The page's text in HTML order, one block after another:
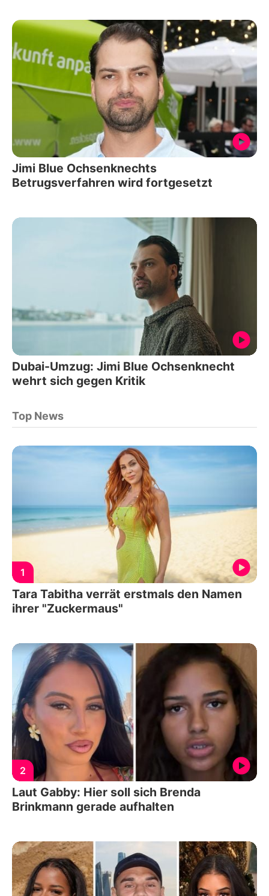
Jimi Blue Ochsenknechts
Betrugsverfahren wird fortgesetzt
Dubai-Umzug: Jimi Blue Ochsenknecht
wehrt sich gegen Kritik
Top News
1
Tara Tabitha verrät erstmals den Namen
ihrer "Zuckermaus"
2
Laut Gabby: Hier soll sich Brenda
Brinkmann gerade aufhalten